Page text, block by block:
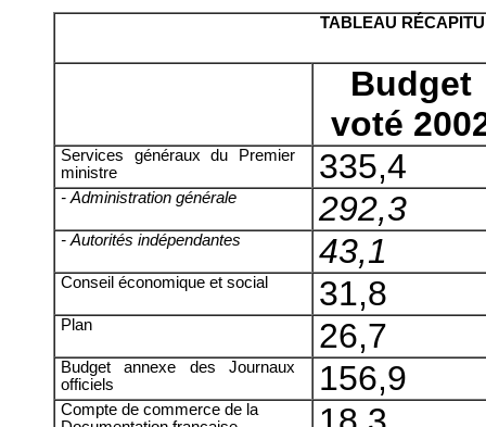
TABLEAU
Budget
voté
Services généraux du Premier
ministre
335,4
- Administration générale 292,3
- Autorités indépendantes 43,1
Conseil économique et social 31,8
Plan 26,7
Budget annexe des Journaux
officiels
156,9
Compte de commerce de la